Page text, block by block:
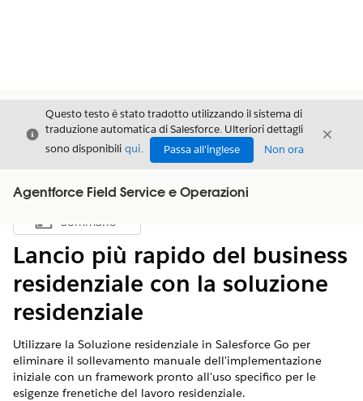
Chiudi
Questo testo è stato tradotto utilizzando il sistema di
traduzione automatica di Salesforce. Ulteriori dettagli
sono disponibili qui. Passa all'inglese Non ora
Chiudi
Agentforce Field Service e Operazioni
Mostra sommario
Sommario
Lancio più rapido del business
residenziale con la soluzione
residenziale
Utilizzare la Soluzione residenziale in Salesforce Go per
eliminare il sollevamento manuale dell'implementazione
iniziale con un framework pronto all'uso specifico per le
esigenze frenetiche del lavoro residenziale.